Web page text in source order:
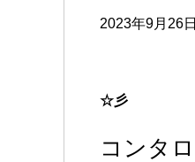
2023年9月26日
☆彡
コンタ